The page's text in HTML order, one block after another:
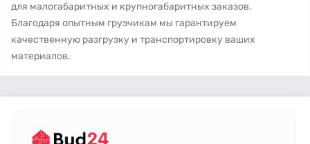
для малогабаритных и крупногабаритных заказов.
Благодаря опытным грузчикам мы гарантируем
качественную разгрузку и транспортировку ваших
материалов.